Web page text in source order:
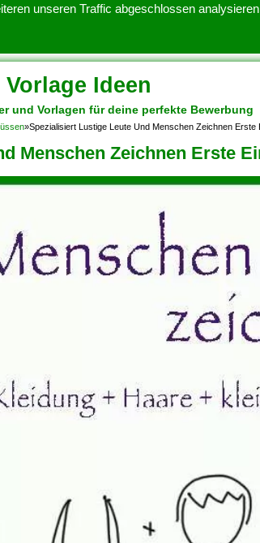
unseren Traffic abgeschlossen
Vorlage Ideen
KONTAKT NUTZUNGSBEDINGUNGEN
und Vorlagen für deine perfekte Bewerbung
»Spezialisiert Lustige Leute Und Menschen Zeichnen Erste
Menschen Zeichnen Erste